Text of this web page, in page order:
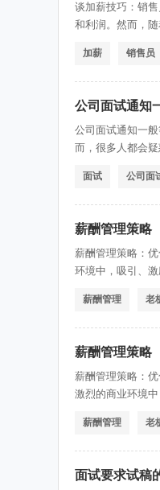
谈加薪技巧：销
和利润。然而，
之前，充分的准
加薪 销售员
公司面试通知
公司面试通知一
而，很多人都会
和多个参与者。
面试
薪酬管理策略
薪酬管理策略：
环境中，吸引、
提供具有竞争力
薪酬管理
薪酬管理策略
薪酬管理策略：
激烈的商业环境
理策略是激励员
薪酬管理
面试要求试稿